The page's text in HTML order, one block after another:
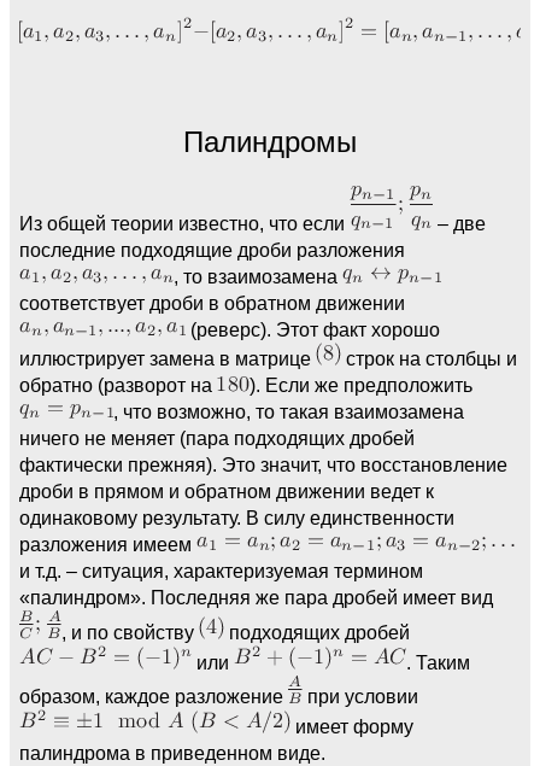
Палиндромы
Из общей теории известно, что если
– две
последние подходящие дроби разложения
, то взаимозамена
соответствует дроби в обратном движении
(реверс). Этот факт хорошо
иллюстрирует замена в матрице
строк на столбцы и
обратно (разворот на
). Если же предположить
, что возможно, то такая взаимозамена
ничего не меняет (пара подходящих дробей
фактически прежняя). Это значит, что восстановление
дроби в прямом и обратном движении ведет к
одинаковому результату. В силу единственности
разложения имеем
и т.д. – ситуация, характеризуемая термином
«палиндром». Последняя же пара дробей имеет вид
, и по свойству
подходящих дробей
или
. Таким
образом, каждое разложение
при условии
имеет форму
палиндрома в приведенном виде.